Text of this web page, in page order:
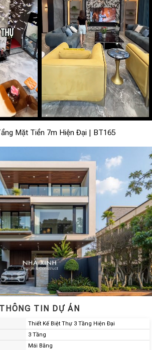
Mặt Tiền 7m Hiện Đại | BT165
THÔNG TIN DỰ ÁN
Thiết Kế Biệt Thự 3 Tầng Hiện Đại
3 Tầng
Mái Bằng